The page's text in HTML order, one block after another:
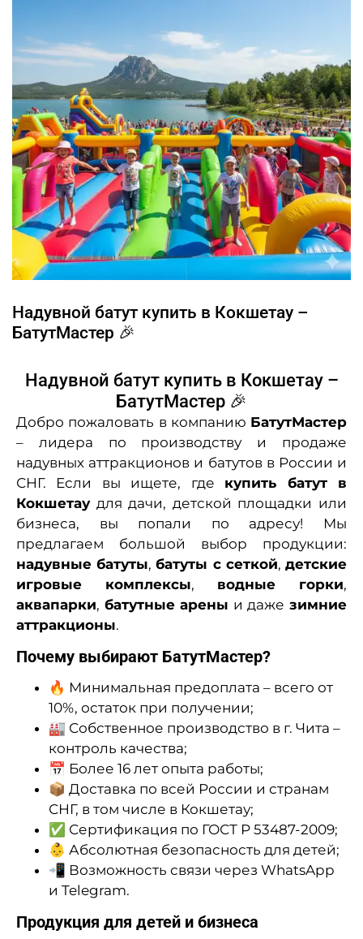
Надувной батут купить в Кокшетау –
БатутМастер 🎉
Надувной батут купить в Кокшетау –
БатутМастер 🎉
Добро пожаловать в компанию БатутМастер
– лидера по производству и продаже
надувных аттракционов и батутов в России и
СНГ. Если вы ищете, где купить батут в
Кокшетаудля дачи, детской площадки или
бизнеса, вы попали по адресу! Мы
предлагаем большой выбор продукции:
надувные батуты,батуты с сеткой,детские
игровые комплексы, водные горки,
аквапарки, батутные арены и дажезимние
аттракционы.
Почему выбирают БатутМастер?
🔥 Минимальная предоплата – всего от
10%, остаток при получении;
🏭 Собственное производство в г. Чита –
контроль качества;
📅 Более 16 лет опыта работы;
📦 Доставка по всей России и странам
СНГ, в том числе в Кокшетау;
✅ Сертификация по ГОСТ Р 53487-2009;
👶 Абсолютная безопасность для детей;
📲 Возможность связи через WhatsApp
и Telegram.
Продукция для детей и бизнеса